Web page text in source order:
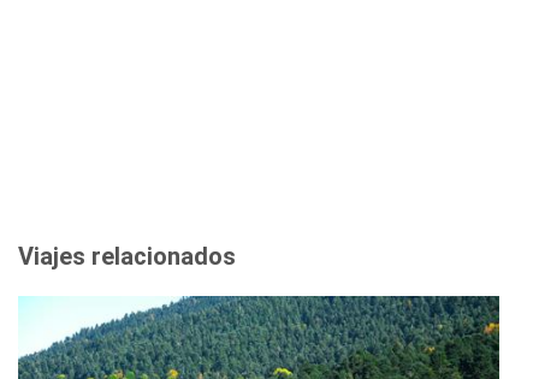
Viajes relacionados